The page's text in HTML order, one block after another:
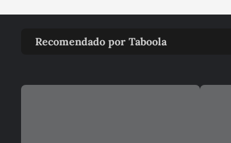
Recomendado por Taboola